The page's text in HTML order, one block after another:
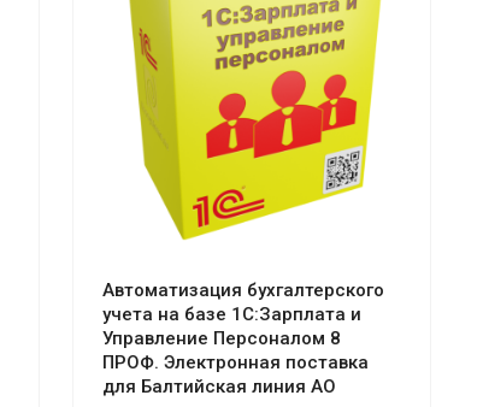
Смотреть проект
Автоматизация бухгалтерского
учета на базе 1С:Зарплата и
Управление Персоналом 8
ПРОФ. Электронная поставка
для Балтийская линия АО